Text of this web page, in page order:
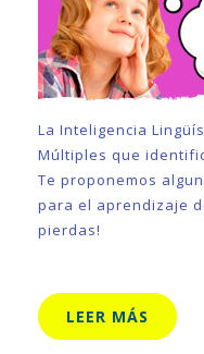
La Inteligencia
Múltiples que
Te proponemos
para el aprendizaje
pierdas!
LEER MÁS